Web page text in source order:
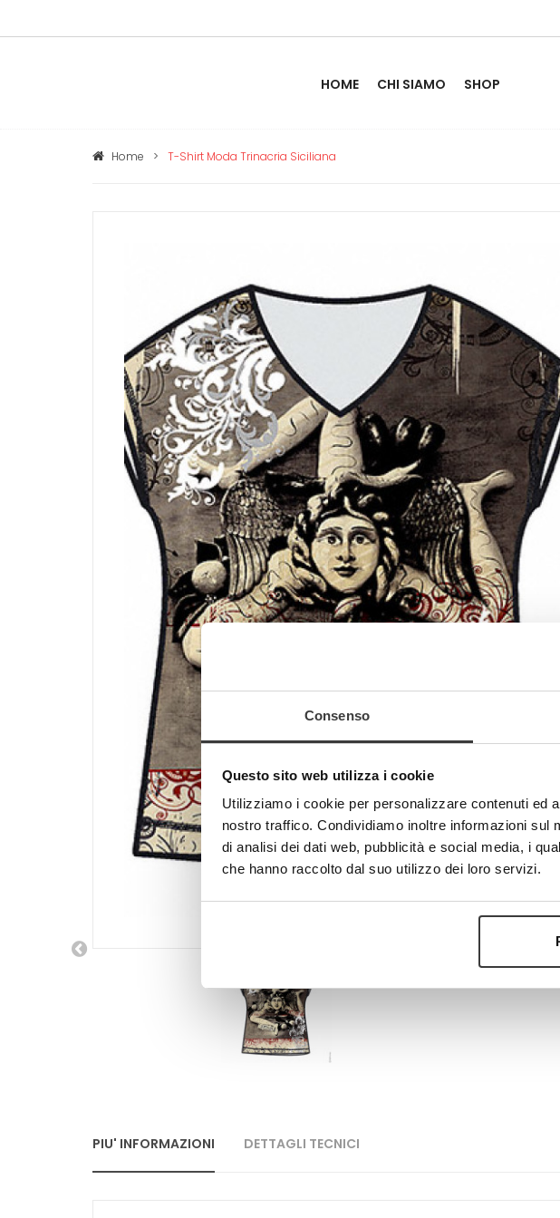
Consenso
Questo sito web utilizza i cookie
Utilizziamo i cookie per personalizzare contenuti ed
nostro traffico. Condividiamo inoltre informazioni
di analisi dei dati web, pubblicità e social media, i
che hanno raccolto dal suo utilizzo dei loro servizi.
HOME CHI SIAMO SHOP
Home > T-Shirt Moda Trinacria Siciliana
PIU' INFORMAZIONI DETTAGLI TECNICI